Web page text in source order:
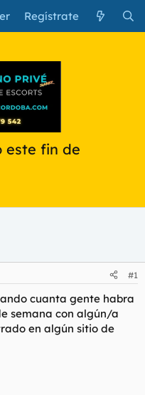
Regístrate
este fin de
#1
cuanta gente habra
semana con algún/a
en algún sitio de